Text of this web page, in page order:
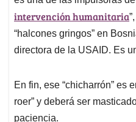
intervención humanitaria
“halcones gringos” en
directora de la USAID. Es
En fin, ese “chicharrón” es
roer” y deberá ser
paciencia.